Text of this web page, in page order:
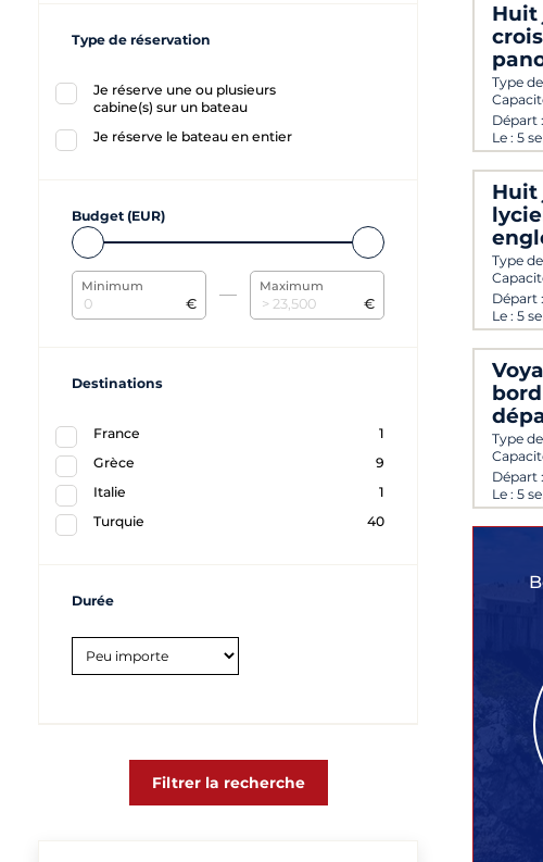
Type de réservation
Je réserve une ou plusieurs
cabine(s) sur un bateau
Je réserve le bateau en entier
Budget (EUR)
Minimum
€
Maximum
€
Destinations
France
1
Grèce
9
Italie
1
Turquie
40
Durée
Filtrer la recherche
Huit
Type
Départ :
Le : 5
Huit
Type
Départ :
Le : 5
Type
Départ :
Le : 5